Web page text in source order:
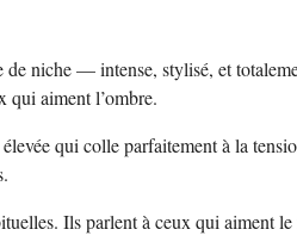
niche — intense, stylisé, et
aiment l’ombre.
qui colle parfaitement à la
Ils parlent à ceux qui aiment